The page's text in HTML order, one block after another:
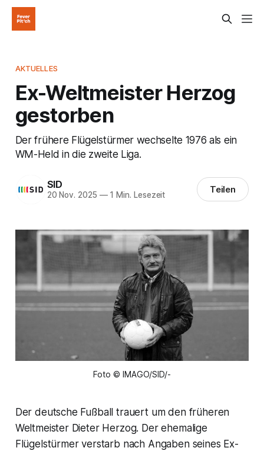
AKTUELLES
Ex-Weltmeister Herzog
gestorben
Der frühere Flügelstürmer wechselte 1976 als ein
WM-Held in die zweite Liga.
SID
20 Nov. 2025 —1 Min. Lesezeit Teilen
Foto © IMAGO/SID/-
Der deutsche Fußball trauert um den früheren
Weltmeister Dieter Herzog. Der ehemalige
Flügelstürmer verstarb nach Angaben seines Ex-